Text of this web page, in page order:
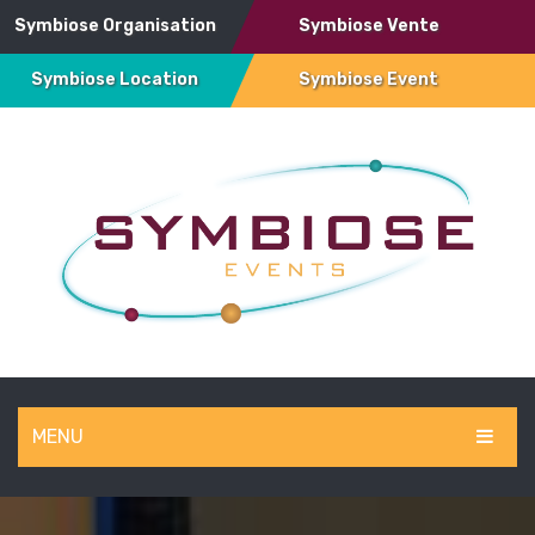
Symbiose Organisation Symbiose Vente
Symbiose Location Symbiose Event
MENU
SYMBIOSE EVENT